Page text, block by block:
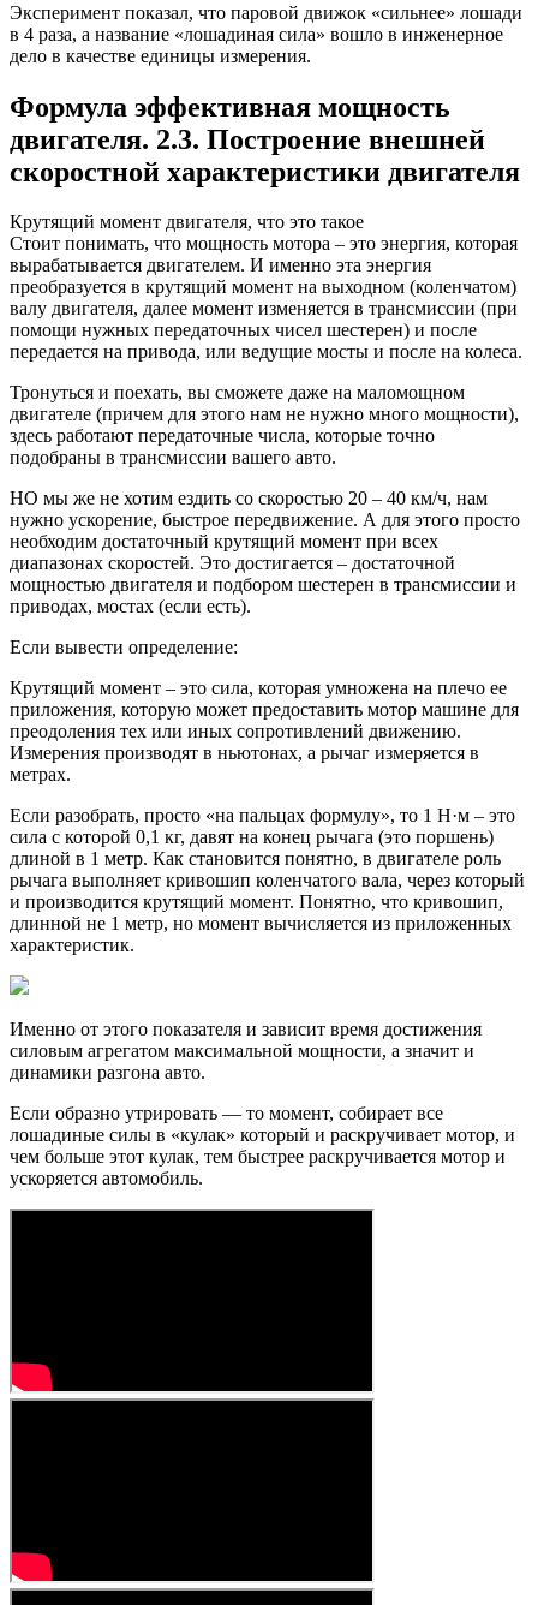
Эксперимент показал, что паровой движок «сильнее» лошади
в 4 раза, а название «лошадиная сила» вошло в инженерное
дело в качестве единицы измерения.
Формула эффективная мощность
двигателя. 2.3. Построение внешней
скоростной характеристики двигателя
Крутящий момент двигателя, что это такое
Стоит понимать, что мощность мотора – это энергия, которая
вырабатывается двигателем. И именно эта энергия
преобразуется в крутящий момент на выходном (коленчатом)
валу двигателя, далее момент изменяется в трансмиссии (при
помощи нужных передаточных чисел шестерен) и после
передается на привода, или ведущие мосты и после на колеса.
Тронуться и поехать, вы сможете даже на маломощном
двигателе (причем для этого нам не нужно много мощности),
здесь работают передаточные числа, которые точно
подобраны в трансмиссии вашего авто.
НО мы же не хотим ездить со скоростью 20 – 40 км/ч, нам
нужно ускорение, быстрое передвижение. А для этого просто
необходим достаточный крутящий момент при всех
диапазонах скоростей. Это достигается – достаточной
мощностью двигателя и подбором шестерен в трансмиссии и
приводах, мостах (если есть).
Если вывести определение:
Крутящий момент – это сила, которая умножена на плечо ее
приложения, которую может предоставить мотор машине для
преодоления тех или иных сопротивлений движению.
Измерения производят в ньютонах, а рычаг измеряется в
метрах.
Если разобрать, просто «на пальцах формулу», то 1 Н·м – это
сила с которой 0,1 кг, давят на конец рычага (это поршень)
длиной в 1 метр. Как становится понятно, в двигателе роль
рычага выполняет кривошип коленчатого вала, через который
и производится крутящий момент. Понятно, что кривошип,
длинной не 1 метр, но момент вычисляется из приложенных
характеристик.
Именно от этого показателя и зависит время достижения
силовым агрегатом максимальной мощности, а значит и
динамики разгона авто.
Если образно утрировать — то момент, собирает все
лошадиные силы в «кулак» который и раскручивает мотор, и
чем больше этот кулак, тем быстрее раскручивается мотор и
ускоряется автомобиль.